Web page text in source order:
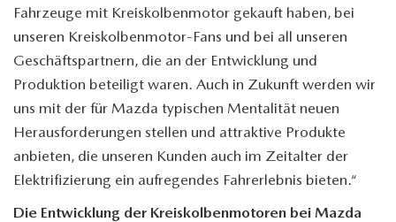
Fahrzeuge mit Kreiskolbenmotor gekauft haben, bei
unseren Kreiskolbenmotor-Fans und bei all unseren
Geschäftspartnern, die an der Entwicklung und
Produktion beteiligt waren. Auch in Zukunft werden wir
uns mit der für Mazda typischen Mentalität neuen
Herausforderungen stellen und attraktive Produkte
anbieten, die unseren Kunden auch im Zeitalter der
Elektrifizierung ein aufregendes Fahrerlebnis bieten.“
Die Entwicklung der Kreiskolbenmotoren bei Mazda